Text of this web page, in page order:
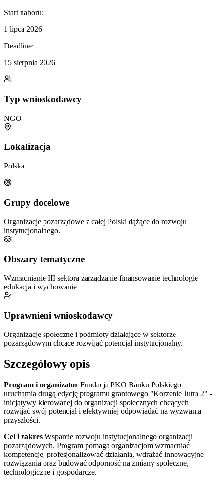
Start naboru:
1 lipca 2026
Deadline:
15 sierpnia 2026
Typ wnioskodawcy
NGO
Lokalizacja
Polska
Grupy docelowe
Organizacje pozarządowe z całej Polski dążące do rozwoju
instytucjonalnego.
Obszary tematyczne
Wzmacnianie III sektora zarządzanie finansowanie technologie
edukacja i wychowanie
Uprawnieni wnioskodawcy
Organizacje społeczne i podmioty działające w sektorze
pozarządowym chcące rozwijać potencjał instytucjonalny.
Szczegółowy opis
Program i organizator Fundacja PKO Banku Polskiego
uruchamia drugą edycję programu grantowego "Korzenie Jutra 2" -
inicjatywy kierowanej do organizacji społecznych chcących
rozwijać swój potencjał i efektywniej odpowiadać na wyzwania
przyszłości.
Cel i zakres Wsparcie rozwoju instytucjonalnego organizacji
pozarządowych. Program pomaga organizacjom wzmacniać
kompetencje, profesjonalizować działania, wdrażać innowacyjne
rozwiązania oraz budować odporność na zmiany społeczne,
technologiczne i gospodarcze.